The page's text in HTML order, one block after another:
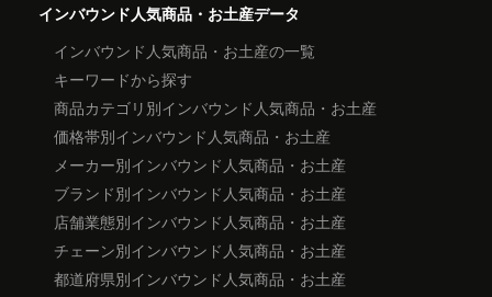
インバウンド人気商品・お土産データ
インバウンド人気商品・お土産の一覧
キーワードから探す
商品カテゴリ別インバウンド人気商品・お土産
価格帯別インバウンド人気商品・お土産
メーカー別インバウンド人気商品・お土産
ブランド別インバウンド人気商品・お土産
店舗業態別インバウンド人気商品・お土産
チェーン別インバウンド人気商品・お土産
都道府県別インバウンド人気商品・お土産